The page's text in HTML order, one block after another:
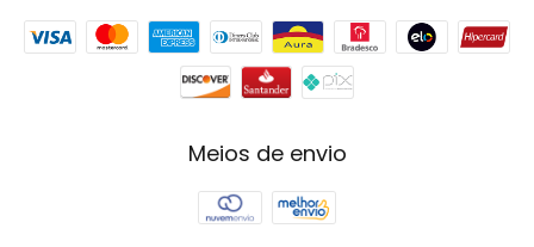
Meios de envio